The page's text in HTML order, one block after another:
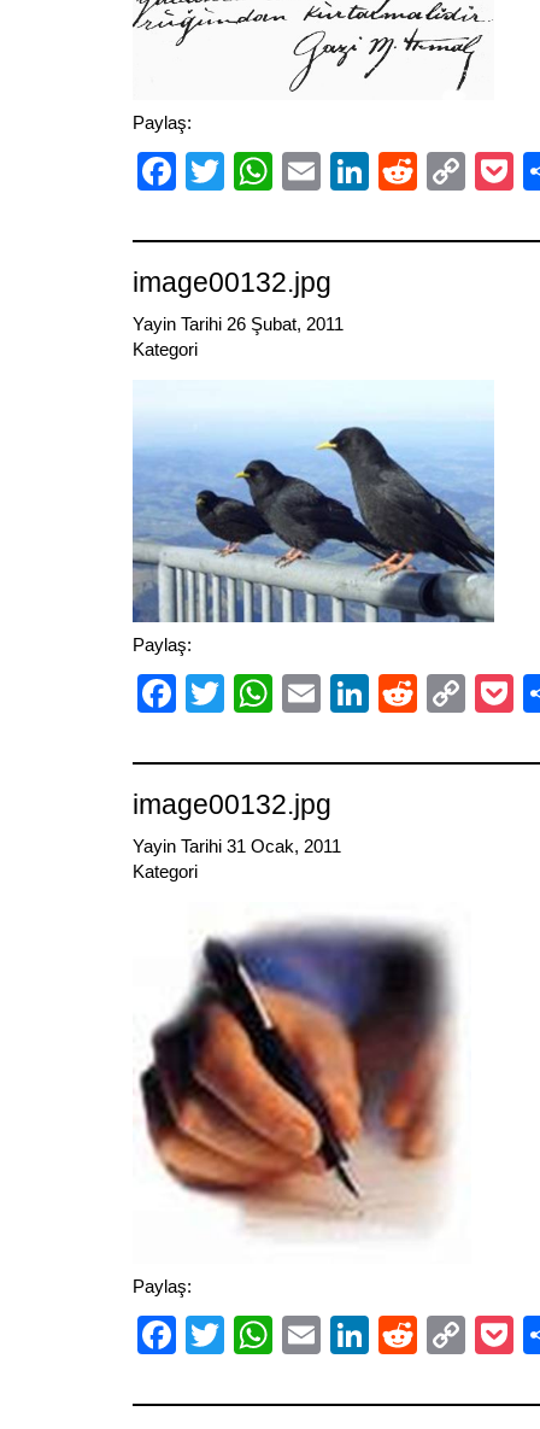
Paylaş:
Facebook
TwitterWhatsApp
EmailLinkedIn
Reddit
image00132.jpg
Yayin Tarihi 26 Şubat, 2011
Kategori
Paylaş:
Facebook
TwitterWhatsApp
EmailLinkedIn
Reddit
image00132.jpg
Yayin Tarihi 31 Ocak, 2011
Kategori
Paylaş:
Facebook
TwitterWhatsApp
EmailLinkedIn
Reddit